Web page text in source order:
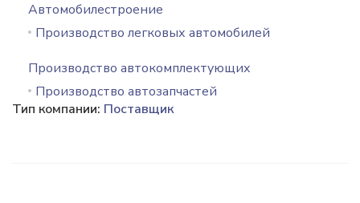
Автомобилестроение
Производство легковых автомобилей
Производство автокомплектующих
Производство автозапчастей
Тип компании: Поставщик